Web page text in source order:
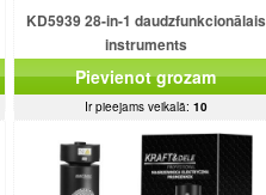
KD5939 28-in-1 daudzfunkcionālais
instruments
Pievienot grozam
Ir pieejams veikalā: 10